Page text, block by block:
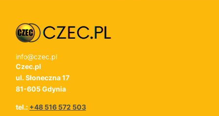
info@czec.pl
Czec.pl
ul. Słoneczna 17
81-605 Gdynia
tel.: +48 516 572 503